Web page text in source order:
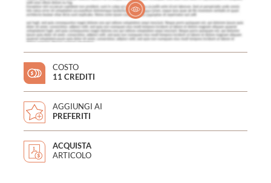
COSTO
11 CREDITI
AGGIUNGI AI
PREFERITI
ACQUISTA
ARTICOLO